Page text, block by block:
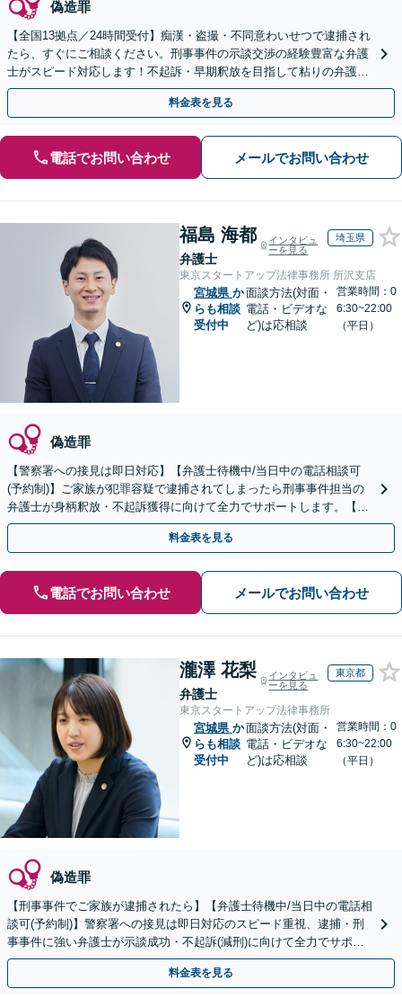
偽造罪
【全国13拠点／24時間受付】痴漢・盗撮・不同意わいせつで逮捕され
たら、すぐにご相談ください。刑事事件の示談交渉の経験豊富な弁護
士がスピード対応します！不起訴・早期釈放を目指して粘りの弁護活
動を行います。
料金表を見る
電話でお問い合わせ メールでお問い合わせ
福島 海都
弁護士
インタビュ
ーを見る
埼玉県
東京スタートアップ法律事務所 所沢支店
宮城県 か
らも相談
受付中
面談方法(対面・
電話・ビデオな
ど)は応相談
営業時間：0
6:30~22:00
（平日）
偽造罪
【警察署への接見は即日対応】【弁護士待機中/当日中の電話相談可
(予約制)】ご家族が犯罪容疑で逮捕されてしまったら刑事事件担当の
弁護士が身柄釈放・不起訴獲得に向けて全力でサポートします。【毎
月100名以上の相談実績】【全国対応】
料金表を見る
電話でお問い合わせ メールでお問い合わせ
瀧澤 花梨
弁護士
インタビュ
ーを見る
東京都
東京スタートアップ法律事務所
宮城県 か
らも相談
受付中
面談方法(対面・
電話・ビデオな
ど)は応相談
営業時間：0
6:30~22:00
（平日）
偽造罪
【刑事事件でご家族が逮捕されたら】【弁護士待機中/当日中の電話相
談可(予約制)】警察署への接見は即日対応のスピード重視、逮捕・刑
事事件に強い弁護士が示談成功・不起訴(減刑)に向けて全力でサポー
トします。【加害者側の相談専門】
料金表を見る